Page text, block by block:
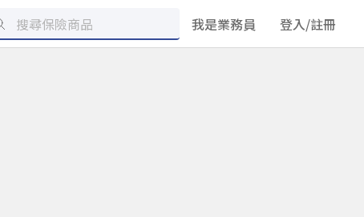
我是業務員 登入/註冊